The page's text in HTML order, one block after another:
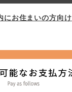
にお住まいの方向け